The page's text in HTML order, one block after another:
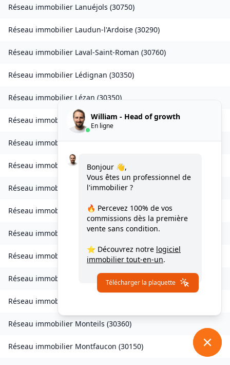
Réseau immobilier Lanuéjols (30750)
Réseau immobilier Laudun-l'Ardoise (30290)
Réseau immobilier Laval-Saint-Roman (30760)
Réseau immobilier Lédignan (30350)
Réseau immobilier Lézan (30350)
Réseau immobilierLirac (30126)
Réseau immobilierLogrian-Florian(30610)
Réseau immobilierLes Mages( 30960
Réseau immobilier Malons-et-Elze( 30450
Réseau immobilier Mauressargues (30350)
Réseau immobilier Méjannes-le-Clap(30430
Réseau immobilier Meyrannes(30410)
Réseau immobilier Monoblet(30170
Réseau immobilier
Réseau immobilier Monteils (30360)
Réseau immobilier Montfaucon (30150)
William - Head of growth
En ligne
Bonjour 👋,
Vous êtes un professionnel de
l'immobilier ?
🔥 Percevez 100% de vos
commissions dès la première
vente sans condition.
⭐ Découvrez notre logiciel
immobilier tout-en-un.
Télécharger la plaquette